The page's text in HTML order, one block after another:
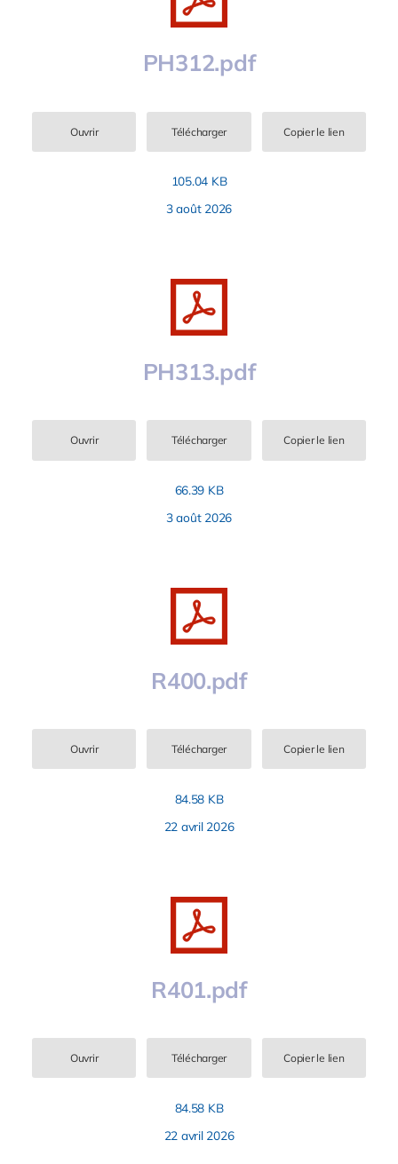
PH312.pdf
Ouvrir Télécharger Copier le lien
105.04 KB
3 août 2026
PH313.pdf
Ouvrir Télécharger Copier le lien
66.39 KB
3 août 2026
R400.pdf
Ouvrir Télécharger Copier le lien
84.58 KB
22 avril 2026
R401.pdf
Ouvrir Télécharger Copier le lien
84.58 KB
22 avril 2026